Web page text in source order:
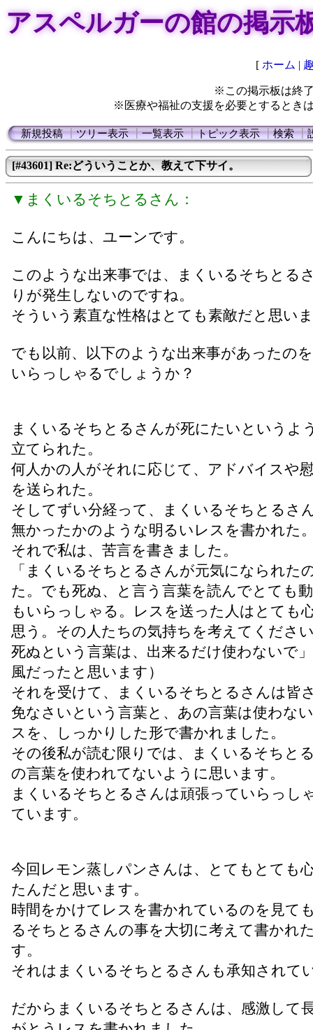
アスペルガーの館の掲示
[ ホーム |
※この掲示板は終
※医療や福祉の支援を必要とするとき
新規投稿┃ツリー表示┃一覧表示┃トピック表示┃検索┃
[#43601] Re:どういうことか、教えて下サイ。
▼まくいるそちとるさん：
こんにちは、ユーンです。
このような出来事では、まくいるそちとる
りが発生しないのですね。
そういう素直な性格はとても素敵だと思い
でも以前、以下のような出来事があったの
いらっしゃるでしょうか？
まくいるそちとるさんが死にたいというよ
立てられた。
何人かの人がそれに応じて、アドバイスや
を送られた。
そしてずい分経って、まくいるそちとるさ
無かったかのような明るいレスを書かれた
それで私は、苦言を書きました。
「まくいるそちとるさんが元気になられた
た。でも死ぬ、と言う言葉を読んでとても
もいらっしゃる。レスを送った人はとても
思う。その人たちの気持ちを考えてくださ
死ぬという言葉は、出来るだけ使わないで
風だったと思います）
それを受けて、まくいるそちとるさんは皆
免なさいという言葉と、あの言葉は使わな
スを、しっかりした形で書かれました。
その後私が読む限りでは、まくいるそちと
の言葉を使われてないように思います。
まくいるそちとるさんは頑張っていらっし
ています。
今回レモン蒸しパンさんは、とてもとても
たんだと思います。
時間をかけてレスを書かれているのを見て
るそちとるさんの事を大切に考えて書かれ
す。
それはまくいるそちとるさんも承知されて
だからまくいるそちとるさんは、感激して